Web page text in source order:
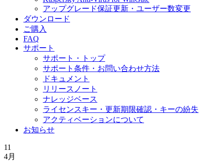
アップグレード保証更新・ユーザー数変更
ダウンロード
ご購入
FAQ
サポート
サポート・トップ
サポート条件・お問い合わせ方法
ドキュメント
リリースノート
ナレッジベース
ライセンスキー・更新期限確認・キーの紛失
アクティベーションについて
お知らせ
11
4月